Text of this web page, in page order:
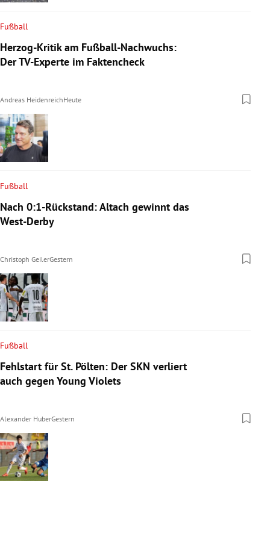
Fußball
Herzog-Kritik am Fußball-Nachwuchs:
Der TV-Experte im Faktencheck
Andreas HeidenreichHeute
Fußball
Nach 0:1-Rückstand: Altach gewinnt das
West-Derby
Christoph GeilerGestern
Fußball
Fehlstart für St. Pölten: Der SKN verliert
auch gegen Young Violets
Alexander HuberGestern